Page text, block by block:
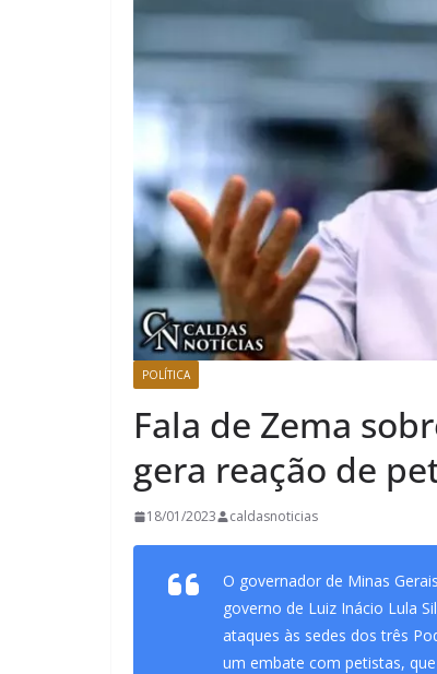
POLÍTICA
Fala de Zema
gera reação de
18/01/2023 caldasnoticias
O governador de Minas
governo de Luiz Inácio Lula
ataques às sedes dos três
um embate com petistas,